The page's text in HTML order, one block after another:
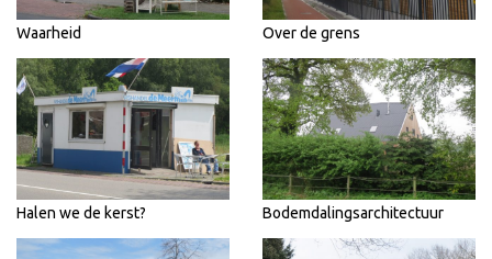
Waarheid Over de grens
Halen we de kerst? Bodemdalingsarchitectuur